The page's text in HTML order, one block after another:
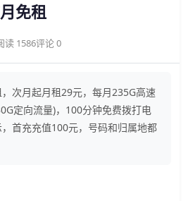
免租
读 1586评论 0
次月起月租29元，每月235G高速
定向流量)，100分钟免费拨打电
首充充值100元，号码和归属地都